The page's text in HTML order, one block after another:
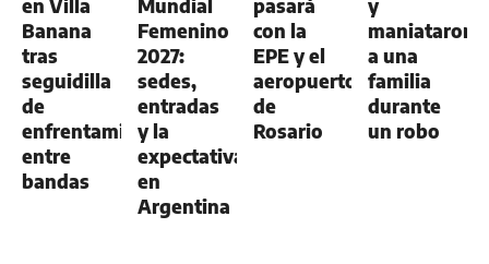
en Villa
Banana
tras
seguidilla
de
enfrentamientos
entre
bandas
Mundial
Femenino
2027:
sedes,
entradas
y la
expectativa
en
Argentina
pasará
con la
EPE y el
aeropuerto
de
Rosario
y
maniataron
a una
familia
durante
un robo